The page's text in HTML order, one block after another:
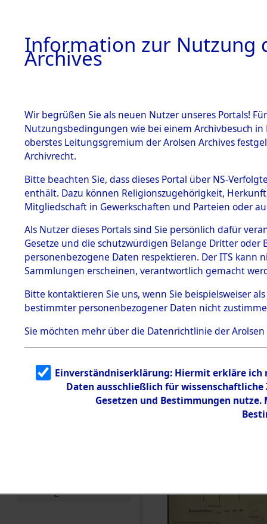
BESTÄNDE
1.
mente
5. Verschiedenes
5.3
Todesmärsche
5.3.1 Alliierte
Erhebungen
zu
Todesmärsch
en
5.3.2
g
5.3.3
Todesmärsch
e
-
0113
Information zur Nutzung
Archives
Wir begrüßen Sie als neuen Nutzer unseres Portals!
Nutzungsbedingungen wie bei einem Archivbesuch
oberstes Leitungsgremium der Arolsen Archives
Archivrecht.
Bitte beachten Sie, dass dieses Portal über NS-
enthält. Dazu können Religionszugehörigkeit,
Mitgliedschaft in Gewerkschaften und Parteien oder
Als Nutzer dieses Portals sind Sie persönlich dafür
Gesetze und die schutzwürdigen Belange Dritter
personenbezogene Daten respektieren. Der ITS
Sammlungen erscheinen, verantwortlich gemacht
Bitte kontaktieren Sie uns, wenn Sie beispielsweiser
bestimmter personenbezogener Daten nicht
Sie möchten mehr über die Datenrichtlinie der Arolsen
Einverständniserklärung: Hiermit erkläre ich
Daten ausschließlich für
Gesetzen und Bestimmungen